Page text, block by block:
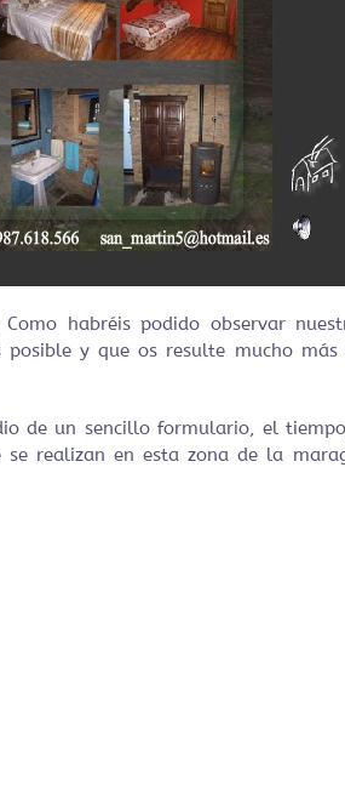
habréis podido observar
y que os resulte mucho
de un sencillo formulario, el
realizan en esta zona de la